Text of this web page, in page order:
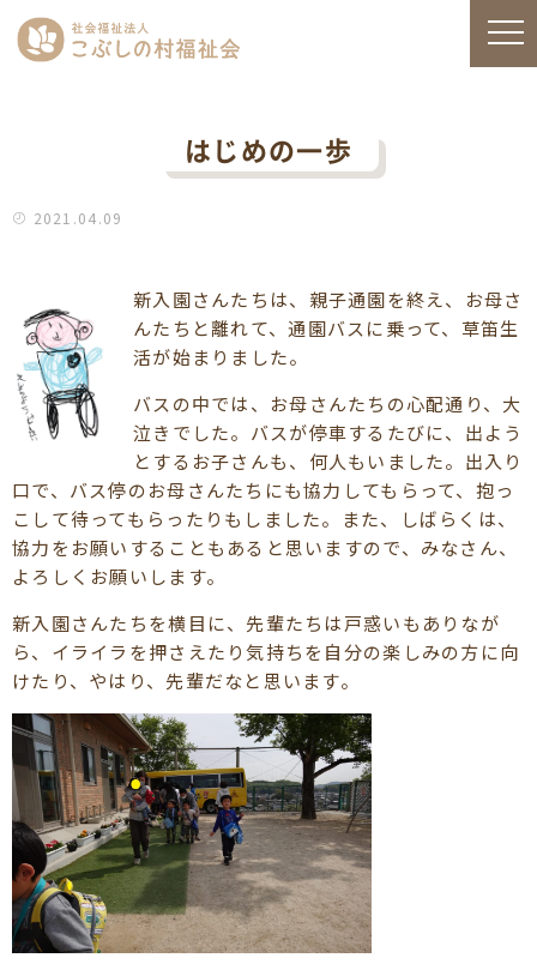
はじめの一歩
2021.04.09
新入園さんたちは、親子通園を終え、お母さ
んたちと離れて、通園バスに乗って、草笛生
活が始まりました。
バスの中では、お母さんたちの心配通り、大
泣きでした。バスが停車するたびに、出よう
とするお子さんも、何人もいました。出入り
口で、バス停のお母さんたちにも協力してもらって、抱っ
こして待ってもらったりもしました。また、しばらくは、
協力をお願いすることもあると思いますので、みなさん、
よろしくお願いします。
新入園さんたちを横目に、先輩たちは戸惑いもありなが
ら、イライラを押さえたり気持ちを自分の楽しみの方に向
けたり、やはり、先輩だなと思います。